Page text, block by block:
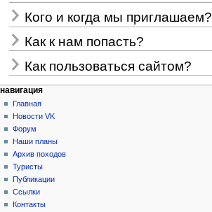
Кого и когда мы приглашаем?
Как к нам попасть?
Как пользоваться сайтом?
Н
а
в
и
а
ц
и
действия на странице
заглавная
обсуждение
читать
просмотр
кода
история
персональные инструменты
создать
учётную
запись
войти
навигация
Главная
Новости VK
Форум
Наши планы
Архив походов
Туристы
Публикации
Ссылки
Контакты